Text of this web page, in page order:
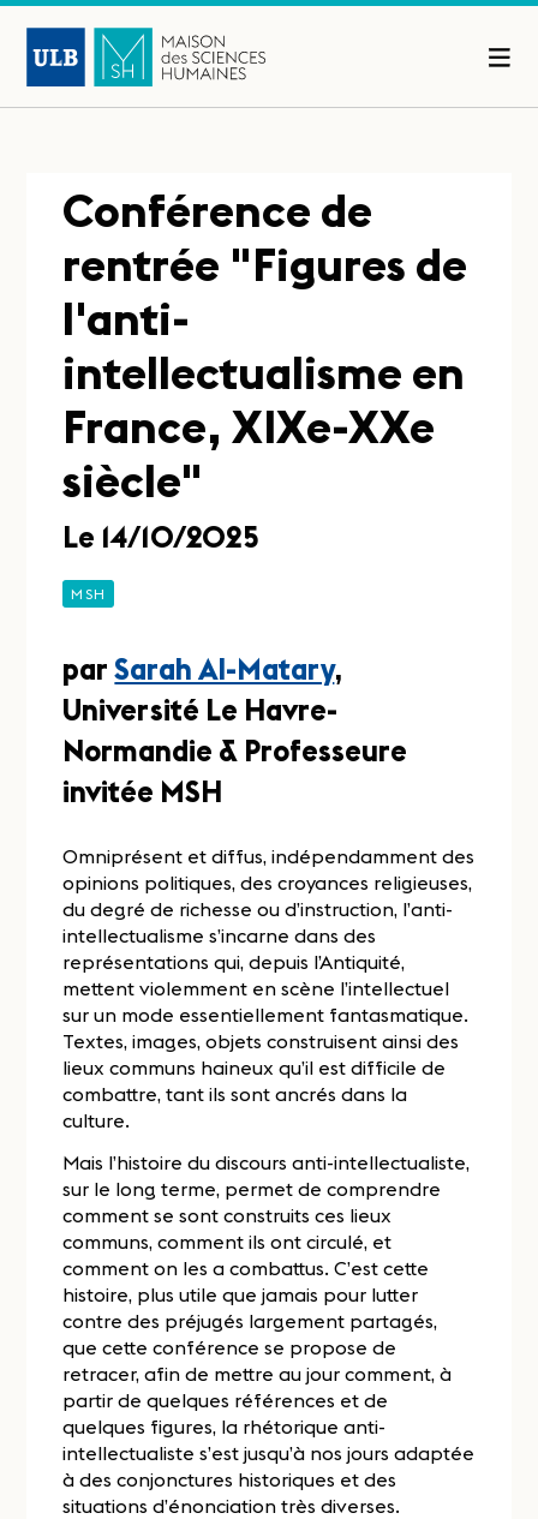
Conférence de
rentrée "Figures de
l'anti-
intellectualisme en
France, XIXe-XXe
siècle"
Le 14/10/2025
MSH
parSarah Al-Matary,
Université Le Havre-
Normandie & Professeure
invitée MSH
Omniprésent et diffus, indépendamment des
opinions politiques, des croyances religieuses,
du degré de richesse ou d’instruction, l’anti-
intellectualisme s’incarne dans des
représentations qui, depuis l’Antiquité,
mettent violemment en scène l’intellectuel
sur un mode essentiellement fantasmatique.
Textes, images, objets construisent ainsi des
lieux communs haineux qu’il est difficile de
combattre, tant ils sont ancrés dans la
culture.
Mais l’histoire du discours anti-intellectualiste,
sur le long terme, permet de comprendre
comment se sont construits ces lieux
communs, comment ils ont circulé, et
comment on les a combattus. C’est cette
histoire, plus utile que jamais pour lutter
contre des préjugés largement partagés,
que cette conférence se propose de
retracer, afin de mettre au jour comment, à
partir de quelques références et de
quelques figures, la rhétorique anti-
intellectualiste s’est jusqu’à nos jours adaptée
à des conjonctures historiques et des
situations d’énonciation très diverses.